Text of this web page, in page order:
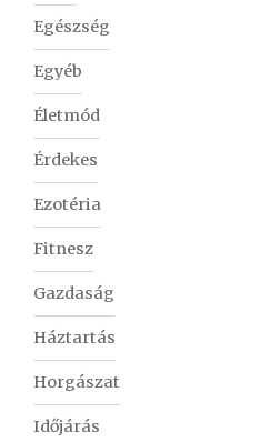
Egészség
Egyéb
Életmód
Érdekes
Ezotéria
Fitnesz
Gazdaság
Háztartás
Horgászat
Időjárás